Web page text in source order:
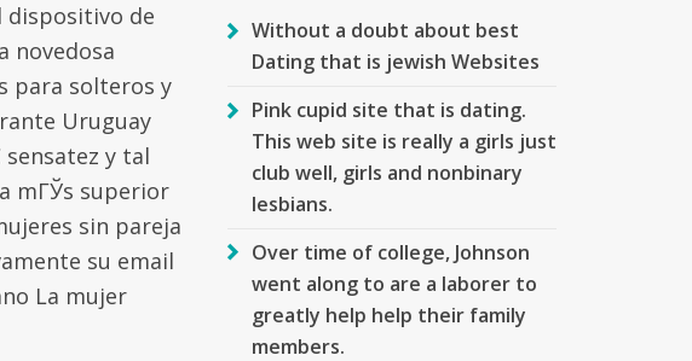
dispositivo de
novedosa
para solteros y
Uruguay
y tal
mГЎs superior
sin pareja
su email
La mujer
Without a doubt about best
Dating that is jewish Websites
Pink cupid site that is dating.
This web site is really a girls just
club well, girls and nonbinary
lesbians.
Over time of college, Johnson
went along to are a laborer to
greatly help help their family
members.